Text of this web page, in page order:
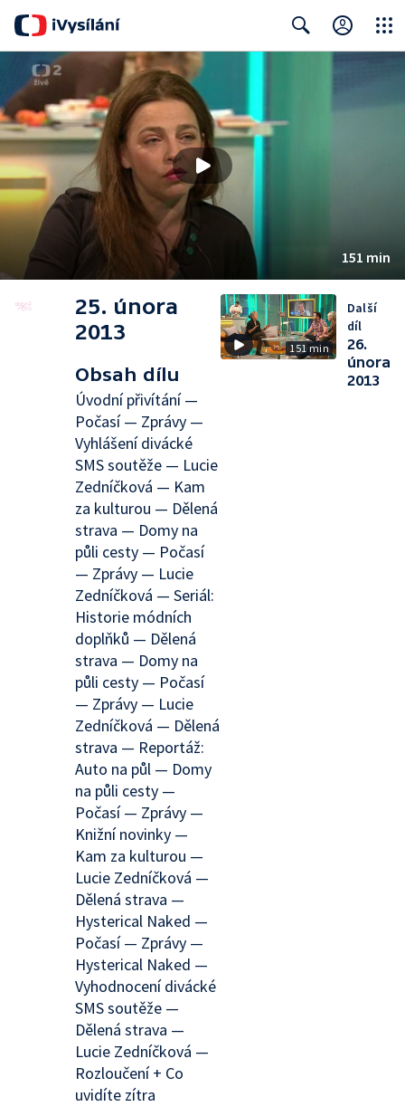
151 min
25. února
2013
Obsah dílu
Úvodní přivítání —
Počasí — Zprávy —
Vyhlášení divácké
SMS soutěže — Lucie
Zedníčková — Kam
za kulturou — Dělená
strava — Domy na
půli cesty — Počasí
— Zprávy — Lucie
Zedníčková — Seriál:
Historie módních
doplňků — Dělená
strava — Domy na
půli cesty — Počasí
— Zprávy — Lucie
Zedníčková — Dělená
strava — Reportáž:
Auto na půl — Domy
na půli cesty —
Počasí — Zprávy —
Knižní novinky —
Kam za kulturou —
Lucie Zedníčková —
Dělená strava —
Hysterical Naked —
Počasí — Zprávy —
Hysterical Naked —
Vyhodnocení divácké
SMS soutěže —
Dělená strava —
Lucie Zedníčková —
Rozloučení + Co
uvidíte zítra
151 min
Další
díl
26.
února
2013